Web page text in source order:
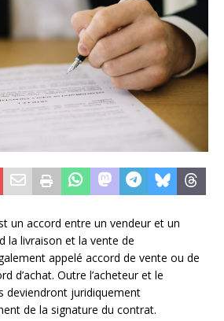
un accord entre un vendeur et un
la livraison et la vente de
appelé accord de vente ou de
d’achat. Outre l’acheteur et le
deviendront juridiquement
de la signature du contrat.